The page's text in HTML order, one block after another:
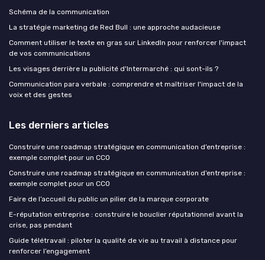
Schéma de la communication
La stratégie marketing de Red Bull : une approche audacieuse
Comment utiliser le texte en gras sur LinkedIn pour renforcer l'impact
de vos communications
Les visages derrière la publicité d'Intermarché : qui sont-ils ?
Communication para verbale : comprendre et maîtriser l'impact de la
voix et des gestes
Les derniers articles
Construire une roadmap stratégique en communication d’entreprise :
exemple complet pour un CCO
Construire une roadmap stratégique en communication d’entreprise :
exemple complet pour un CCO
Faire de l’accueil du public un pilier de la marque corporate
E-réputation entreprise : construire le bouclier réputationnel avant la
crise, pas pendant
Guide télétravail : piloter la qualité de vie au travail à distance pour
renforcer l’engagement